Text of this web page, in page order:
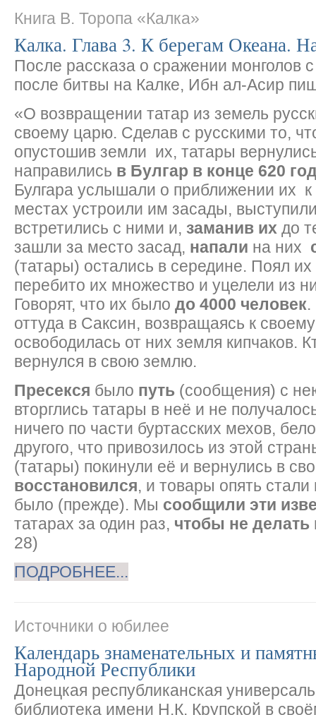
Книга В. Торопа «Калка»
Калка. Глава 3. К берегам Океана.
После рассказа о сражении монголов
после битвы на Калке, Ибн ал-Асир
«О возвращении татар из земель
своему царю. Сделав с русскими то,
опустошив земли их, татары
направились в Булгар в конце 620
Булгара услышали о приближении их к
местах устроили им засады,
встретились с ними и, заманив их до
зашли за место засад, напали на них
(татары) остались в середине. Поял
перебито их множество и уцелели из
Говорят, что их было до 4000 человек.
оттуда в Саксин, возвращаясь к
освободилась от них земля кипчаков.
вернулся в свою землю.
Пресекся было путь (сообщения) с
вторглись татары в неё и не
ничего по части буртасских мехов,
другого, что привозилось из этой
(татары) покинули её и вернулись в
восстановился, и товары опять стали
было (прежде). Мы сообщили эти
татарах за один раз, чтобы не
28)
ПОДРОБНЕЕ...
Источники о юбилее
Календарь знаменательных и
Народной Республики
Донецкая республиканская
библиотека имени Н.К. Крупской в